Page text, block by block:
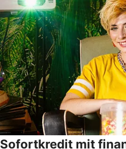
Sofortkredit mit